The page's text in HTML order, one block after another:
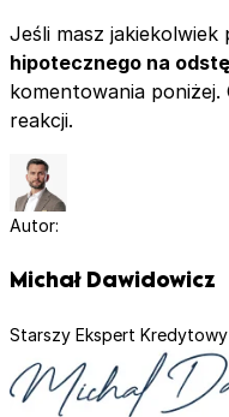
Jeśli masz
hipotecznego na
komentowania poniżej.
reakcji.
Autor:
Michał Dawidowicz
Starszy Ekspert Kredytowy